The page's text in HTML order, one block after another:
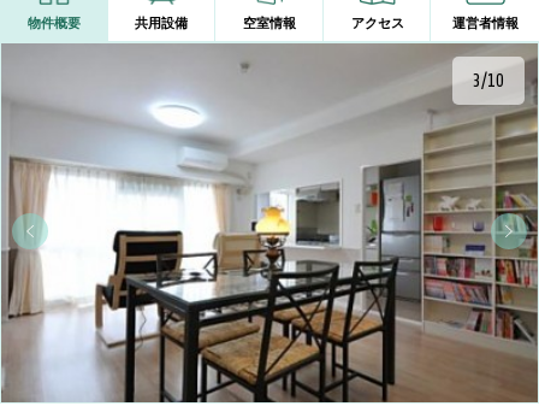
物件概要 共用設備 空室情報 アクセス 運営者情報
3/10